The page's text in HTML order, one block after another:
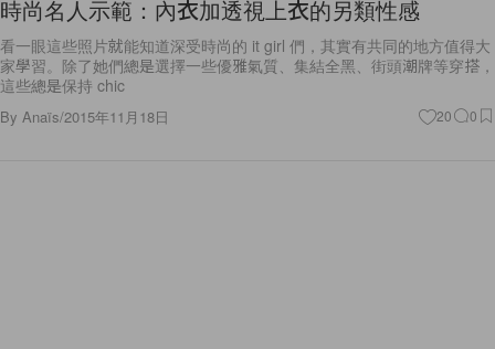
時尚名人示範：內衣加透視上衣的另類性感
看一眼這些照片就能知道深受時尚的 it girl 們，其實有共同的地方值得大
家學習。除了她們總是選擇一些優雅氣質、集結全黑、街頭潮牌等穿搭，
這些總是保持 chic
By Anaïs/2015年11月18日 20 0